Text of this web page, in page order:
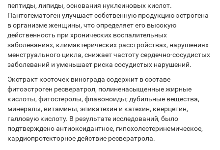
пептиды, липиды, основания нуклеиновых кислот.
Пантогематоген улучшает собственную продукцию эстрогена
в организме женщины, что определяет его высокую
действенность при хронических воспалительных
заболеваниях, климактерических расстройствах, нарушениях
менструального цикла, снижает частоту сердечно-сосудистых
заболеваний и уменьшает риска сосудистых нарушений.
Экстракт косточек винограда содержит в составе
фитоэстроген ресвератрол, полиненасыщенные жирные
кислоты, фитостеролы, флавоноиды; дубильные вещества,
минералы, витамины, эпикатехин и катехин, кверцетин,
галловую кислоту. В результате исследований, было
подтверждено антиоксидантное, гипохолестеринемическое,
кардиопротекторное действие ресвератрола.